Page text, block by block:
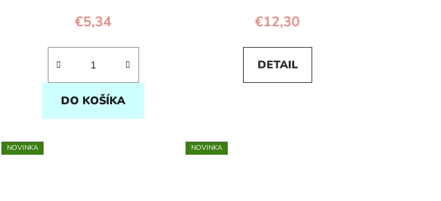
€5,34
DO KOŠÍKA
€12,30
DETAIL
NOVINKA NOVINKA